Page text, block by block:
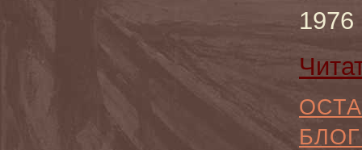
1976